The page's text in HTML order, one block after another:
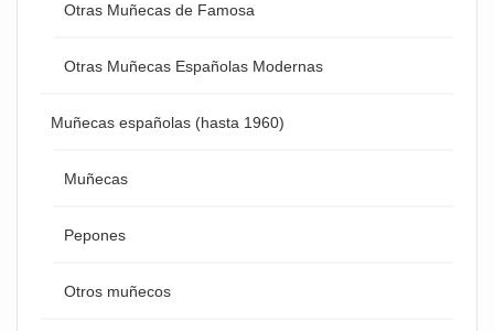
Otras Muñecas de Famosa
Otras Muñecas Españolas Modernas
Muñecas españolas (hasta 1960)
Muñecas
Pepones
Otros muñecos